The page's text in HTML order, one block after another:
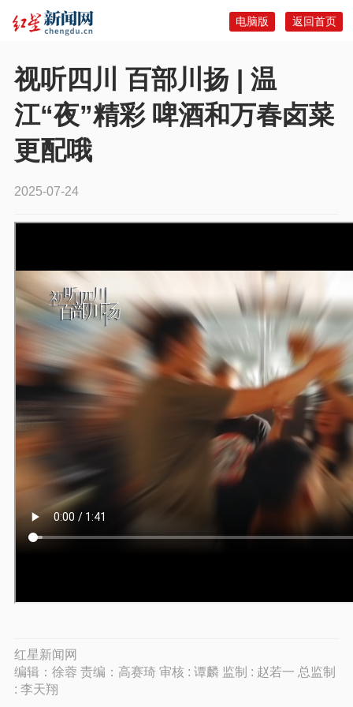
返回首页
电脑版
视听四川 百部川扬 | 温
江“夜”精彩 啤酒和万春卤菜
更配哦
2025-07-24
红星新闻网
编辑：徐蓉 责编：高赛琦 审核 : 谭麟 监制 : 赵若一 总监制
: 李天翔